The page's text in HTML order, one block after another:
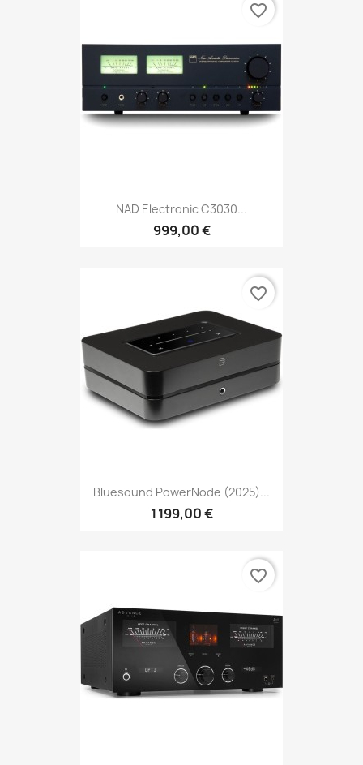
NAD Electronic C3030...
999,00 €
favorite_border
Bluesound PowerNode (2025)...
1 199,00 €
favorite_border
favorite_border